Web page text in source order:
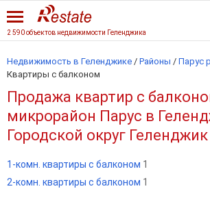
2 590 объектов недвижимости Геленджика
Недвижимость в Геленджике / Районы / Парус
Квартиры с балконом
Продажа квартир с
микрорайон Парус в
Городской округ Геленджик
1-комн. квартиры с балконом 1
2-комн. квартиры с балконом 1